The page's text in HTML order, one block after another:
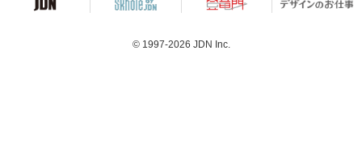
© 1997-2026 JDN Inc.